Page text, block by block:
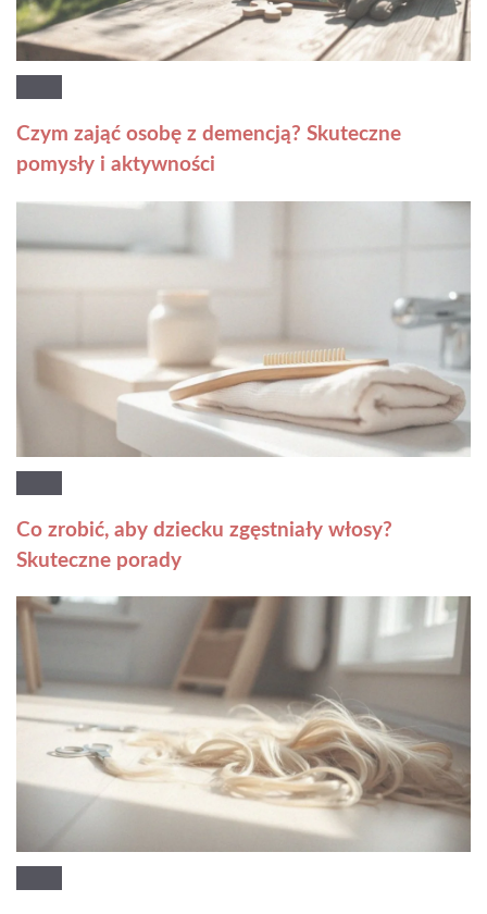
Czym zająć osobę z demencją? Skuteczne
pomysły i aktywności
Co zrobić, aby dziecku zgęstniały włosy?
Skuteczne porady